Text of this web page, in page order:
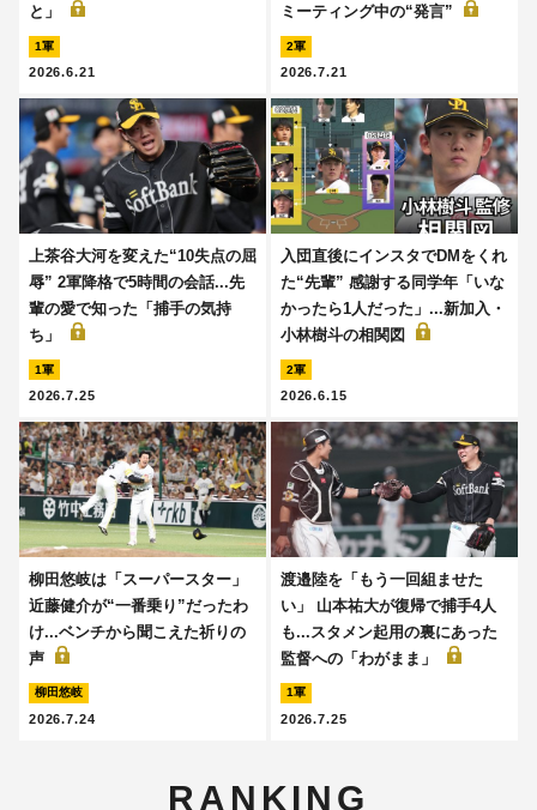
と」
1軍
2026.6.21
ミーティング中の“発言”
2軍
2026.7.21
上茶谷大河を変えた“10失点の屈
辱” 2軍降格で5時間の会話...先
輩の愛で知った「捕手の気持
ち」
1軍
2026.7.25
入団直後にインスタでDMをくれ
た“先輩” 感謝する同学年「いな
かったら1人だった」...新加入・
小林樹斗の相関図
2軍
2026.6.15
柳田悠岐は「スーパースター」
近藤健介が“一番乗り”だったわ
け...ベンチから聞こえた祈りの
声
柳田悠岐
2026.7.24
渡邉陸を「もう一回組ませた
い」 山本祐大が復帰で捕手4人
も...スタメン起用の裏にあった
監督への「わがまま」
1軍
2026.7.25
RANKING